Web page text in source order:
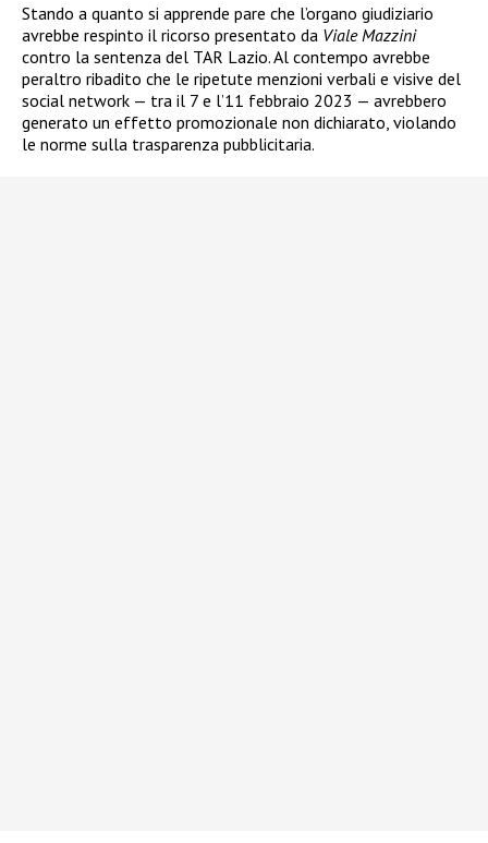
Stando a quanto si apprende pare che l’organo giudiziario
avrebbe respinto il ricorso presentato da Viale Mazzini
contro la sentenza del TAR Lazio. Al contempo avrebbe
peraltro ribadito che le ripetute menzioni verbali e visive del
social network — tra il 7 e l’11 febbraio 2023 — avrebbero
generato un effetto promozionale non dichiarato, violando
le norme sulla trasparenza pubblicitaria.